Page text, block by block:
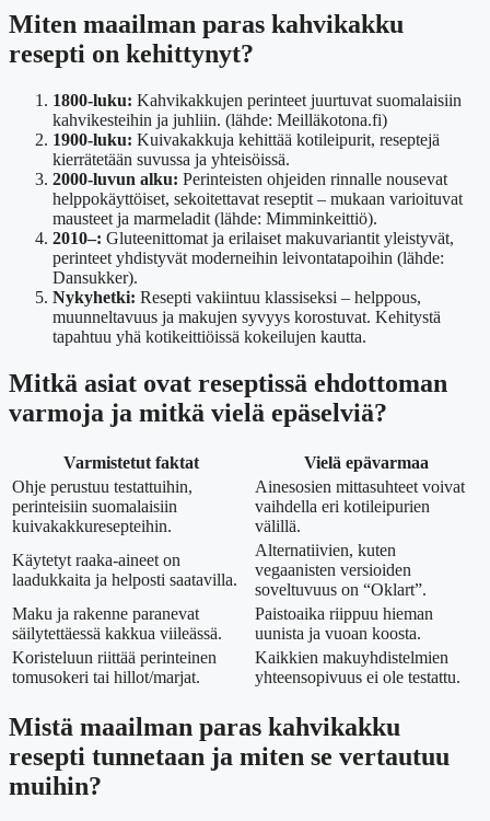
Miten maailman paras kahvikakku
resepti on kehittynyt?
1800-luku: Kahvikakkujen perinteet juurtuvat suomalaisiin
kahvikesteihin ja juhliin. (lähde: Meilläkotona.fi)
1900-luku: Kuivakakkuja kehittää kotileipurit, reseptejä
kierrätetään suvussa ja yhteisöissä.
2000-luvun alku: Perinteisten ohjeiden rinnalle nousevat
helppokäyttöiset, sekoitettavat reseptit – mukaan varioituvat
mausteet ja marmeladit (lähde: Mimminkeittiö).
2010–: Gluteenittomat ja erilaiset makuvariantit yleistyvät,
perinteet yhdistyvät moderneihin leivontatapoihin (lähde:
Dansukker).
Nykyhetki: Resepti vakiintuu klassiseksi – helppous,
muunneltavuus ja makujen syvyys korostuvat. Kehitystä
tapahtuu yhä kotikeittiöissä kokeilujen kautta.
Mitkä asiat ovat reseptissä ehdottoman
varmoja ja mitkä vielä epäselviä?
Varmistetut faktat
Vielä epävarmaa
Ohje perustuu testattuihin,
perinteisiin suomalaisiin
kuivakakkuresepteihin.
Ainesosien mittasuhteet voivat
vaihdella eri kotileipurien
välillä.
Käytetyt raaka-aineet on
laadukkaita ja helposti saatavilla.
Alternatiivien, kuten
vegaanisten versioiden
soveltuvuus on “Oklart”.
Maku ja rakenne paranevat
säilytettäessä kakkua viileässä.
Paistoaika riippuu hieman
uunista ja vuoan koosta.
Koristeluun riittää perinteinen
tomusokeri tai hillot/marjat.
Kaikkien makuyhdistelmien
yhteensopivuus ei ole testattu.
Mistä maailman paras kahvikakku
resepti tunnetaan ja miten se vertautuu
muihin?